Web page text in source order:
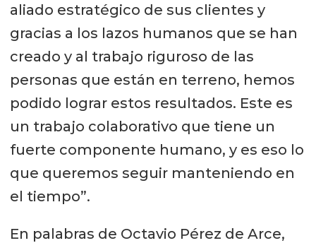
aliado estratégico de sus clientes y
gracias a los lazos humanos que se han
creado y al trabajo riguroso de las
personas que están en terreno, hemos
podido lograr estos resultados. Este es
un trabajo colaborativo que tiene un
fuerte componente humano, y es eso lo
que queremos seguir manteniendo en
el tiempo”.
En palabras de Octavio Pérez de Arce,